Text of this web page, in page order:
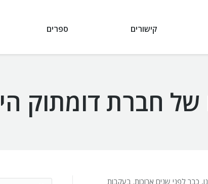
קישורים ספרים
של חברת דומתוק
כבר לפני שנים ארוכות. בעקבות